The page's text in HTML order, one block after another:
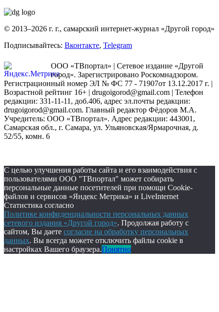
© 2013–2026 г. г., самарский интернет-журнал «Другой город»
Подписывайтесь: Вконтакте, Telegram
ООО «ТВпортал» | Сетевое издание «Другой
город». Зарегистрировано Роскомнадзором.
Регистрационный номер ЭЛ № ФС 77 - 71907от 13.12.2017 г. |
Возрастной рейтинг 16+ | drugoigorod@gmail.com | Телефон
редакции: 331-11-11, доб.406, адрес эл.почты редакции:
drugoigorod@gmail.com. Главный редактор Фёдоров М.А.
Учредитель: ООО «ТВпортал». Адрес редакции: 443001,
Самарская обл., г. Самара, ул. Ульяновская/Ярмарочная, д.
52/55, комн. 6
С целью улучшения работы сайта и его взаимодействия с
пользователями ООО "ТВпортал" может собирать
персональные данные посетителей при помощи Cookie-
файлов и сервисов «Яндекс Метрика» и LiveInternet
Статистика согласно
Политике конфиденциальности персональных данных
сетевого издания «Другой город». Продолжая работу с
сайтом, Вы даете согласие на обработку персональных
данных. Вы всегда можете отключить файлы cookie в
настройках Вашего браузера.Понятно